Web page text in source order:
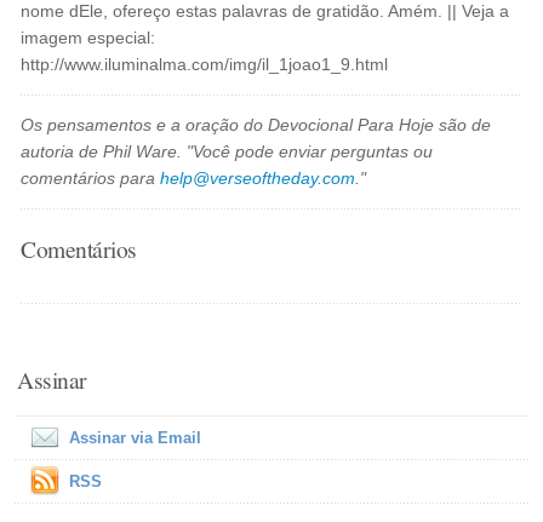
nome dEle, ofereço estas palavras de gratidão. Amém. || Veja a
imagem especial:
http://www.iluminalma.com/img/il_1joao1_9.html
Os pensamentos e a oração do Devocional Para Hoje são de
autoria de Phil Ware. "Você pode enviar perguntas ou
comentários parahelp@verseoftheday.com ."
Comentários
Assinar
Assinar via Email
RSS